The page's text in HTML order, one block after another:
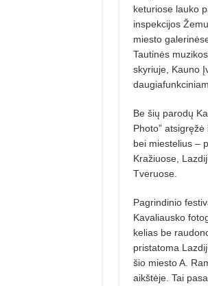
keturiose lauko
inspekcijos
miesto
Tautinės
skyriuje, Kauno
Be šių parodų
Photo”
bei miestelius –
Kražiuose,
Tveruose.
Pagrindinio
Kavaliausko
kelias be
pristatoma
šio miesto A.
aikštėje. Tai